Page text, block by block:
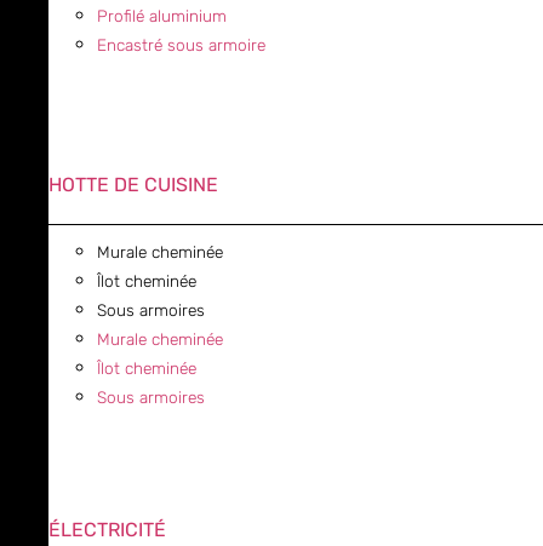
Profilé aluminium
Encastré sous armoire
HOTTE DE CUISINE
Murale cheminée
Îlot cheminée
Sous armoires
Murale cheminée
Îlot cheminée
Sous armoires
ÉLECTRICITÉ